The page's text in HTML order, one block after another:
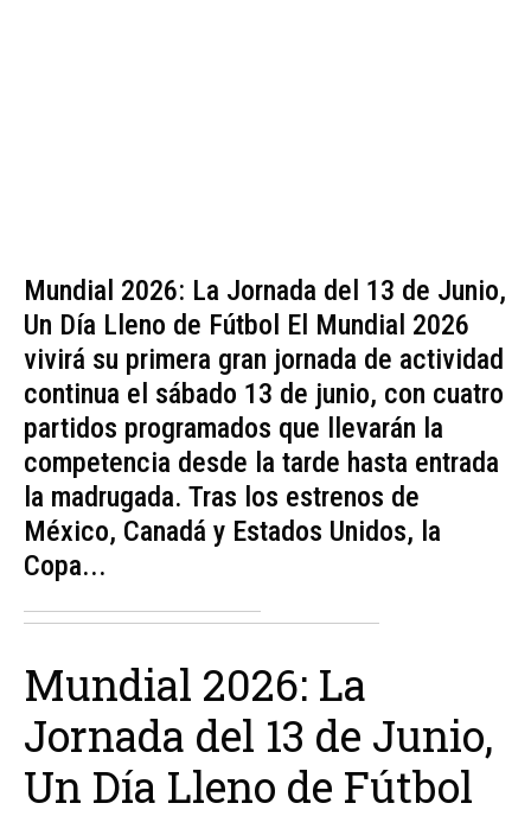
Mundial 2026: La Jornada del 13 de Junio,
Un Día Lleno de Fútbol El Mundial 2026
vivirá su primera gran jornada de actividad
continua el sábado 13 de junio, con cuatro
partidos programados que llevarán la
competencia desde la tarde hasta entrada
la madrugada. Tras los estrenos de
México, Canadá y Estados Unidos, la
Copa...
Mundial 2026: La
Jornada del 13 de Junio,
Un Día Lleno de Fútbol